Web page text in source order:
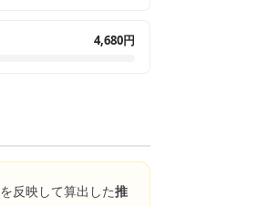
4,680円
を反映して算出した推